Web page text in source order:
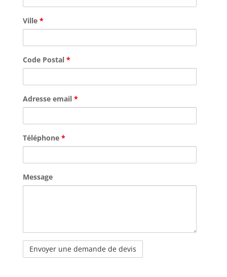
Ville *
Code Postal *
Adresse email *
Téléphone *
Message